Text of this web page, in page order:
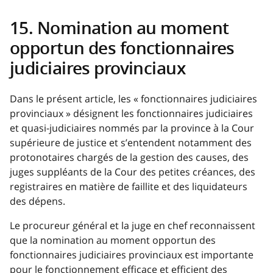
15. Nomination au moment
opportun des fonctionnaires
judiciaires provinciaux
Dans le présent article, les « fonctionnaires judiciaires
provinciaux » désignent les fonctionnaires judiciaires
et quasi-judiciaires nommés par la province à la Cour
supérieure de justice et s’entendent notamment des
protonotaires chargés de la gestion des causes, des
juges suppléants de la Cour des petites créances, des
registraires en matière de faillite et des liquidateurs
des dépens.
Le procureur général et la juge en chef reconnaissent
que la nomination au moment opportun des
fonctionnaires judiciaires provinciaux est importante
pour le fonctionnement efficace et efficient des